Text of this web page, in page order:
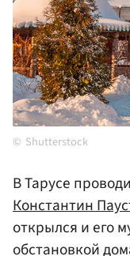
Shutterstock
В Тарусе
Константин
открылся и его
обстановкой